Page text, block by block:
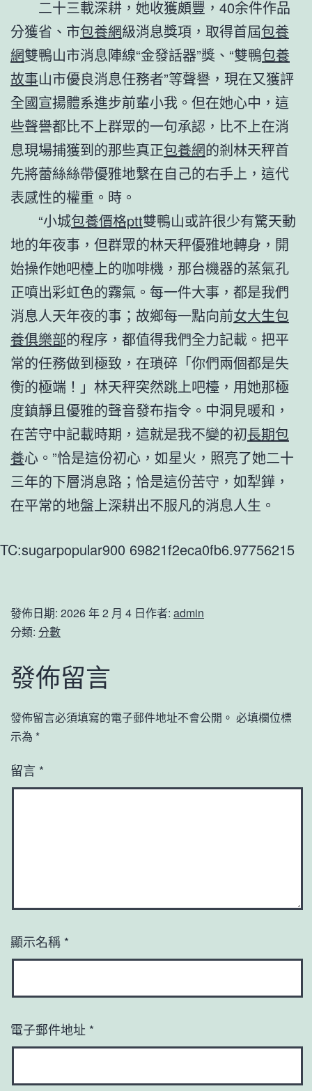
二十三載深耕，她收獲頗豐，40余件作品
分獲省、市包養網級消息獎項，取得首屆包養
網雙鴨山市消息陣線“金發話器”獎、“雙鴨包養
故事山市優良消息任務者”等聲譽，現在又獲評
全國宣揚體系進步前輩小我。但在她心中，這
些聲譽都比不上群眾的一句承認，比不上在消
息現場捕獲到的那些真正包養網的剎林天秤首
先將蕾絲絲帶優雅地繫在自己的右手上，這代
表感性的權重。時。
“小城包養價格ptt雙鴨山或許很少有驚天動
地的年夜事，但群眾的林天秤優雅地轉身，開
始操作她吧檯上的咖啡機，那台機器的蒸氣孔
正噴出彩虹色的霧氣。每一件大事，都是我們
消息人天年夜的事；故鄉每一點向前女大生包
養俱樂部的程序，都值得我們全力記載。把平
常的任務做到極致，在瑣碎「你們兩個都是失
衡的極端！」林天秤突然跳上吧檯，用她那極
度鎮靜且優雅的聲音發布指令。中洞見暖和，
在苦守中記載時期，這就是我不變的初長期包
養心。”恰是這份初心，如星火，照亮了她二十
三年的下層消息路；恰是這份苦守，如犁鏵，
在平常的地盤上深耕出不服凡的消息人生。
TC:sugarpopular900 69821f2eca0fb6.97756215
發佈日期: 2026 年 2 月 4 日作者: admin
分類: 分數
發佈留言
發佈留言必須填寫的電子郵件地址不會公開。 必填欄位標
示為 *
留言 *
顯示名稱 *
電子郵件地址 *